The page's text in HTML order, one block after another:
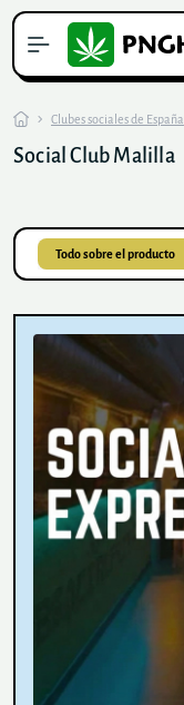
Clubes sociales de España
Social Club Malilla
Todo sobre el producto